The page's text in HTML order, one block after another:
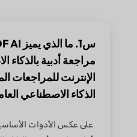
مراجعة أدبية بالذكاء
الإنترنت للمراجعات
الذكاء الاصطناعي